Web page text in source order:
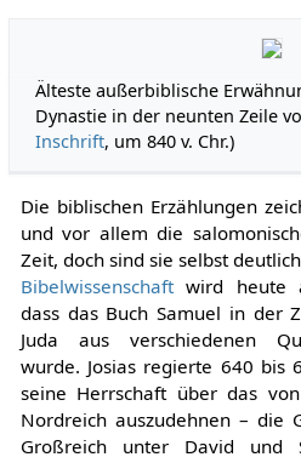
Älteste außerbiblische
Dynastie in der neunten Zeile
Inschrift, um 840 v. Chr.)
Die biblischen Erzählungen
und vor allem die
Zeit, doch sind sie selbst
Bibelwissenschaftwird heute
dass das Buch Samuel in der
Juda aus verschiedenen
wurde. Josias regierte 640 bis
seine Herrschaft über das
Nordreich auszudehnen – die
Großreich unter David und